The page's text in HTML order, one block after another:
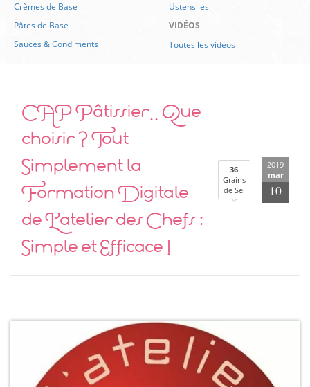
Crèmes de Base
Pâtes de Base
Sauces & Condiments
Ustensiles
VIDÉOS
Toutes les vidéos
CAP Pâtissier.. Que
choisir ? Tout
Simplement la
Formation Digitale
de L’atelier des Chefs :
Simple et Efficace !
36
Grains
de Sel
2019
mar
10